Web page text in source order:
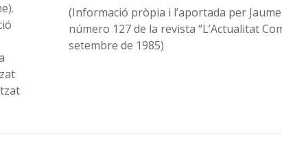
(Informació pròpia i l’aportada per
número 127 de la revista “L’Actualitat Comarcal”, de Granollers, publicat el 6 de
setembre de 1985)